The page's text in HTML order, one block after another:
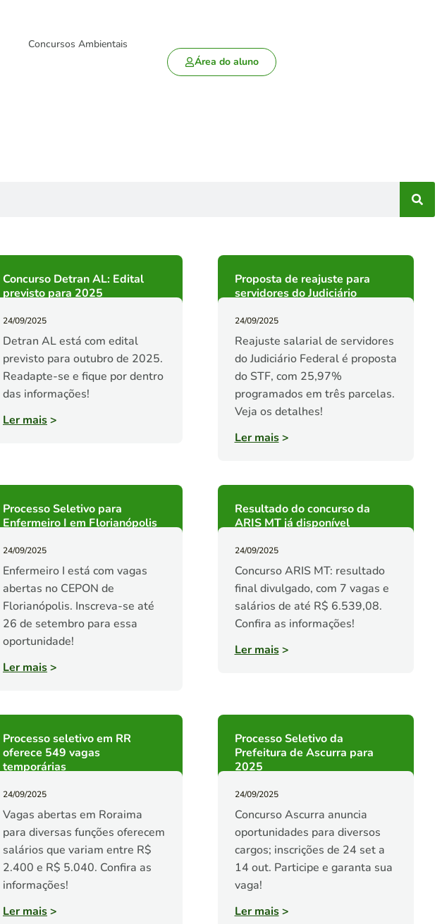
Concursos Ambientais
Área do aluno
Concurso Detran AL: Edital
previsto para 2025
24/09/2025
Detran AL está com edital
previsto para outubro de 2025.
Readapte-se e fique por dentro
das informações!
Ler mais>
Proposta de reajuste para
servidores do Judiciário
24/09/2025
Reajuste salarial de servidores
do Judiciário Federal é proposta
do STF, com 25,97%
programados em três parcelas.
Veja os detalhes!
Ler mais>
Processo Seletivo para
Enfermeiro I em Florianópolis
24/09/2025
Enfermeiro I está com vagas
abertas no CEPON de
Florianópolis. Inscreva-se até
26 de setembro para essa
oportunidade!
Ler mais>
Resultado do concurso da
ARIS MT já disponível
24/09/2025
Concurso ARIS MT: resultado
final divulgado, com 7 vagas e
salários de até R$ 6.539,08.
Confira as informações!
Ler mais>
Processo seletivo em RR
oferece 549 vagas
temporárias
24/09/2025
Vagas abertas em Roraima
para diversas funções oferecem
salários que variam entre R$
2.400 e R$ 5.040. Confira as
informações!
Ler mais>
Processo Seletivo da
Prefeitura de Ascurra para
2025
24/09/2025
Concurso Ascurra anuncia
oportunidades para diversos
cargos; inscrições de 24 set a
14 out. Participe e garanta sua
vaga!
Ler mais>